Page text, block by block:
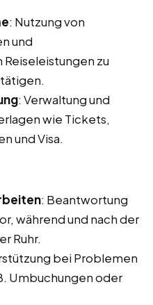
: Nutzung von
und
zu
: Verwaltung und
wie Tickets,
und Visa.
: Beantwortung
während und nach der
Ruhr.
bei Problemen
Umbuchungen oder